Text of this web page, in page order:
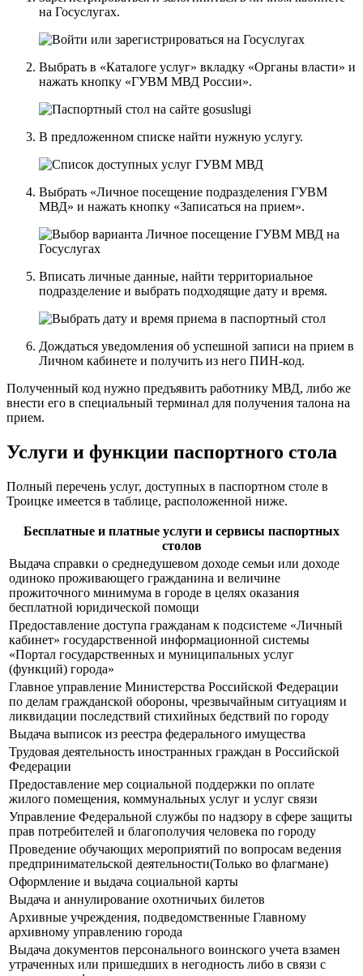
на Госуслугах.
Выбрать в «Каталоге услуг» вкладку «Органы власти» и
нажать кнопку «ГУВМ МВД России».
В предложенном списке найти нужную услугу.
Выбрать «Личное посещение подразделения ГУВМ
МВД» и нажать кнопку «Записаться на прием».
Вписать личные данные, найти территориальное
подразделение и выбрать подходящие дату и время.
Дождаться уведомления об успешной записи на прием в
Личном кабинете и получить из него ПИН-код.
Полученный код нужно предъявить работнику МВД, либо же
внести его в специальный терминал для получения талона на
прием.
Услуги и функции паспортного стола
Полный перечень услуг, доступных в паспортном столе в
Троицке имеется в таблице, расположенной ниже.
Бесплатные и платные услуги и сервисы паспортных
столов
Выдача справки о среднедушевом доходе семьи или доходе
одиноко проживающего гражданина и величине
прожиточного минимума в городе в целях оказания
бесплатной юридической помощи
Предоставление доступа гражданам к подсистеме «Личный
кабинет» государственной информационной системы
«Портал государственных и муниципальных услуг
(функций) города»
Главное управление Министерства Российской Федерации
по делам гражданской обороны, чрезвычайным ситуациям и
ликвидации последствий стихийных бедствий по городу
Выдача выписок из реестра федерального имущества
Трудовая деятельность иностранных граждан в Российской
Федерации
Предоставление мер социальной поддержки по оплате
жилого помещения, коммунальных услуг и услуг связи
Управление Федеральной службы по надзору в сфере защиты
прав потребителей и благополучия человека по городу
Проведение обучающих мероприятий по вопросам ведения
предпринимательской деятельности(Только во флагмане)
Оформление и выдача социальной карты
Выдача и аннулирование охотничьих билетов
Архивные учреждения, подведомственные Главному
архивному управлению города
Выдача документов персонального воинского учета взамен
утраченных или пришедших в негодность либо в связи с